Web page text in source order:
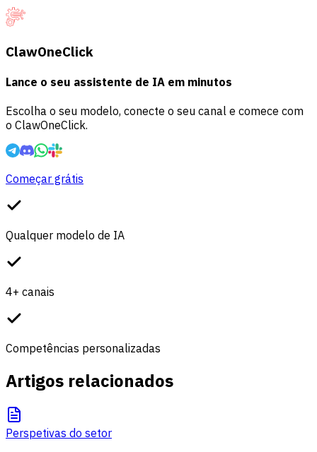
ClawOneClick
Lance o seu assistente de IA em minutos
Escolha o seu modelo, conecte o seu canal e comece com
o ClawOneClick.
Começar grátis
Qualquer modelo de IA
4+ canais
Competências personalizadas
Artigos relacionados
Perspetivas do setor